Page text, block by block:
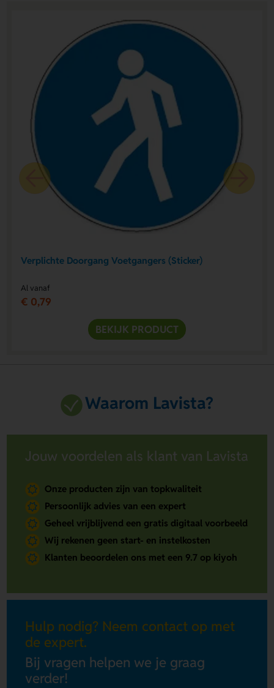
Verplichte Doorgang Voetgangers (Sticker)
Al vanaf
€ 0,79
BEKIJK PRODUCT
Waarom Lavista?
Jouw voordelen als klant van Lavista
Onze producten zijn van topkwaliteit
Persoonlijk advies van een expert
Geheel vrijblijvend een gratis digitaal voorbeeld
Wij rekenen geen start- en instelkosten
Klanten beoordelen ons met een 9.7 op kiyoh
Hulp nodig? Neem contact op met
de expert.
Bij vragen helpen we je graag
verder!